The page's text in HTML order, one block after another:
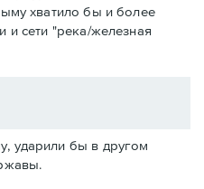
хватило бы и более
и сети "река/железная
ударили бы в другом